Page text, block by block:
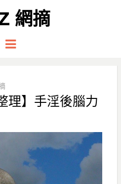
網摘
Menu
理】手淫後腦力